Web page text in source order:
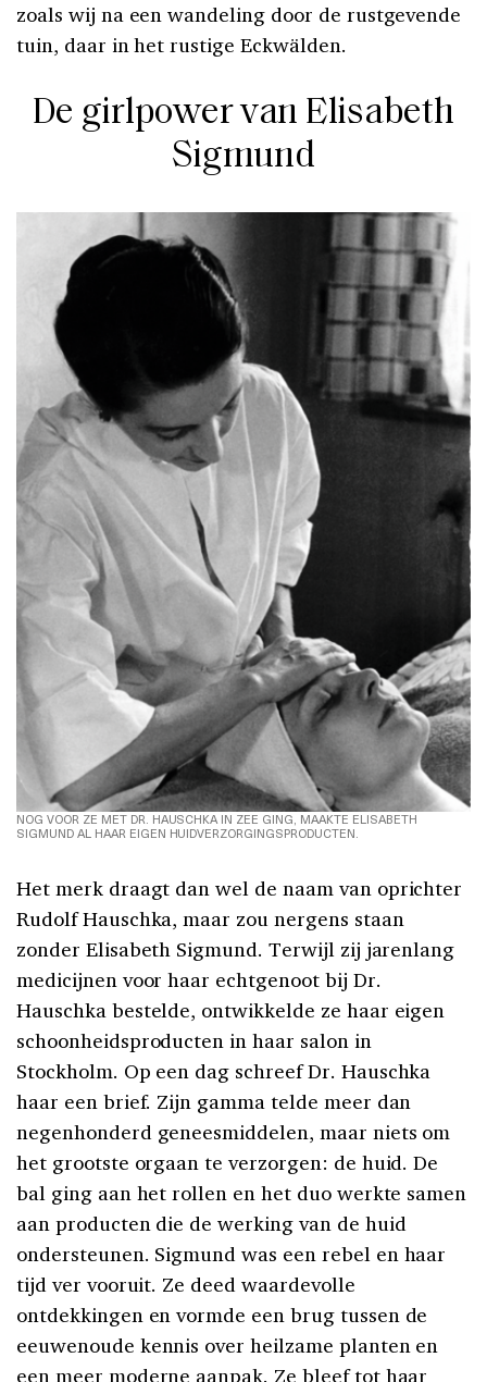
zoals wij na een wandeling door de rustgevende
tuin, daar in het rustige Eckwälden.
De girlpower van Elisabeth
Sigmund
NOG VOOR ZE MET DR. HAUSCHKA IN ZEE GING, MAAKTE ELISABETH
SIGMUND AL HAAR EIGEN HUIDVERZORGINGSPRODUCTEN.
Het merk draagt dan wel de naam van oprichter
Rudolf Hauschka, maar zou nergens staan
zonder Elisabeth Sigmund. Terwijl zij jarenlang
medicijnen voor haar echtgenoot bij Dr.
Hauschka bestelde, ontwikkelde ze haar eigen
schoonheidsproducten in haar salon in
Stockholm. Op een dag schreef Dr. Hauschka
haar een brief. Zijn gamma telde meer dan
negenhonderd geneesmiddelen, maar niets om
het grootste orgaan te verzorgen: de huid. De
bal ging aan het rollen en het duo werkte samen
aan producten die de werking van de huid
ondersteunen. Sigmund was een rebel en haar
tijd ver vooruit. Ze deed waardevolle
ontdekkingen en vormde een brug tussen de
eeuwenoude kennis over heilzame planten en
een meer moderne aanpak. Ze bleef tot haar